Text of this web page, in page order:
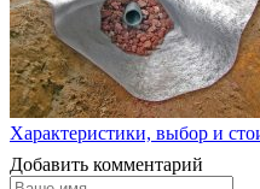
Характеристики, выбор и
Добавить комментарий